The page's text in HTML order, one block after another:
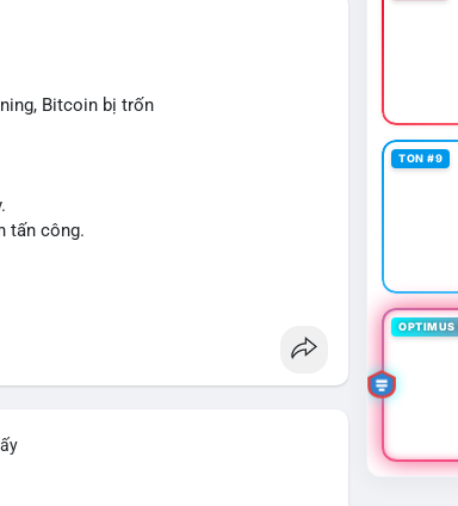
lý nhà đầu tư có thể dao động nhẹ khi
giá mạnh nếu không có thêm các
dựa trên một giao dịch đơn lẻ, hãy kết
đưa ra quyết định hợp lý.
Bitcoin bị trốn
tấn công.
TON #9
OPTIMUS